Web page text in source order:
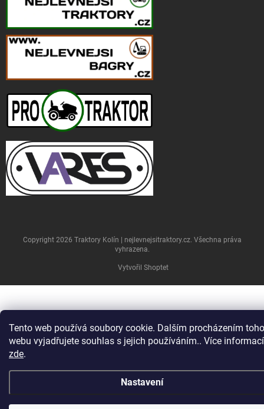
Tento web používá soubory cookie. Dalším procházením
webu vyjadřujete souhlas s jejich používáním.. Více informací
zde.
Nastavení
U nových traktorů je doprava po ČR ZDARMA. U ostatních
Vytvořil Shoptet
Copyright 2026 Traktory Kolín | nejlevnejsitraktory.cz. Všechna práva
vyhrazena.